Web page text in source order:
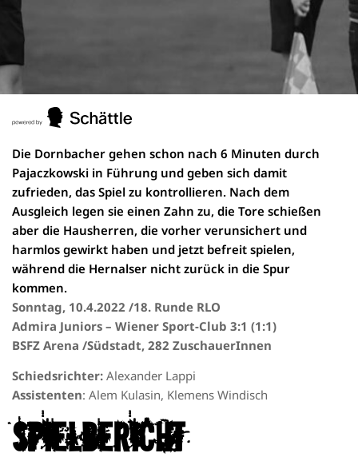
Die Dornbacher gehen schon nach 6 Minuten durch
Pajaczkowski in Führung und geben sich damit
zufrieden, das Spiel zu kontrollieren. Nach dem
Ausgleich legen sie einen Zahn zu, die Tore schießen
aber die Hausherren, die vorher verunsichert und
harmlos gewirkt haben und jetzt befreit spielen,
während die Hernalser nicht zurück in die Spur
kommen.
Sonntag, 10.4.2022 /18. Runde RLO
Admira Juniors – Wiener Sport-Club 3:1 (1:1)
BSFZ Arena /Südstadt, 282 ZuschauerInnen
Schiedsrichter: Alexander Lappi
Assistenten: Alem Kulasin, Klemens Windisch
Spielbericht